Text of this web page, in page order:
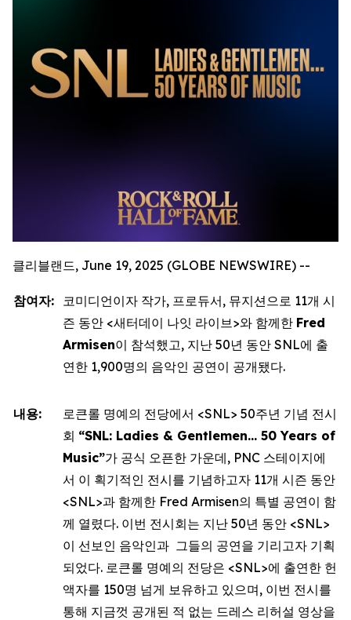
클리블랜드, June 19, 2025 (GLOBE NEWSWIRE) --
참여자: 코미디언이자 작가, 프로듀서, 뮤지션으로 11개 시
즌 동안 <새터데이 나잇 라이브>와 함께한 Fred
Armisen이 참석했고, 지난 50년 동안 SNL에 출
연한 1,900명의 음악인 공연이 공개됐다.
내용:
로큰롤 명예의 전당에서 <SNL> 50주년 기념 전시
회 “SNL: Ladies & Gentlemen… 50 Years of
Music”가 공식 오픈한 가운데, PNC 스테이지에
서 이 획기적인 전시를 기념하고자 11개 시즌 동안
<SNL>과 함께한 Fred Armisen의 특별 공연이 함
께 열렸다. 이번 전시회는 지난 50년 동안 <SNL>
이 선보인 음악인과 그들의 공연을 기리고자 기획
되었다. 로큰롤 명예의 전당은 <SNL>에 출연한 헌
액자를 150명 넘게 보유하고 있으며, 이번 전시를
통해 지금껏 공개된 적 없는 드레스 리허설 영상을